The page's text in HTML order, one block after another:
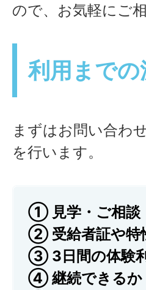
ので、お気軽にご
利用までの
まずはお問い合わ
を行います。
① 見学・ご相談
② 受給者証や特
③ 3日間の体験
④ 継続できるか